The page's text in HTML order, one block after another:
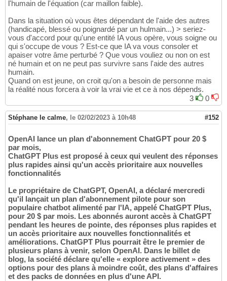
l'humain de l'équation (car maillon faible).
Dans la situation où vous êtes dépendant de l'aide des autres
(handicapé, blessé ou poignardé par un hulmain...) > seriez-
vous d'accord pour qu'une entité IA vous opère, vous soigne ou
qui s'occupe de vous ? Est-ce que IA va vous consoler et
apaiser votre âme perturbé ? Que vous vouliez ou non on est
né humain et on ne peut pas survivre sans l'aide des autres
humain.
Quand on est jeune, on croit qu'on a besoin de personne mais
la réalité nous forcera à voir la vrai vie et ce à nos dépends.
3
0
Stéphane le calme, le 02/02/2023 à 10h48 #152
OpenAI lance un plan d'abonnement ChatGPT pour 20 $
par mois,
ChatGPT Plus est proposé à ceux qui veulent des réponses
plus rapides ainsi qu'un accès prioritaire aux nouvelles
fonctionnalités
Le propriétaire de ChatGPT, OpenAI, a déclaré mercredi
qu'il lançait un plan d'abonnement pilote pour son
populaire chatbot alimenté par l'IA, appelé ChatGPT Plus,
pour 20 $ par mois. Les abonnés auront accès à ChatGPT
pendant les heures de pointe, des réponses plus rapides et
un accès prioritaire aux nouvelles fonctionnalités et
améliorations. ChatGPT Plus pourrait être le premier de
plusieurs plans à venir, selon OpenAI. Dans le billet de
blog, la société déclare qu'elle « explore activement » des
options pour des plans à moindre coût, des plans d'affaires
et des packs de données en plus d'une API.